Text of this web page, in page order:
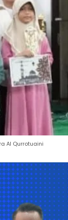
Al Qurrotuaini